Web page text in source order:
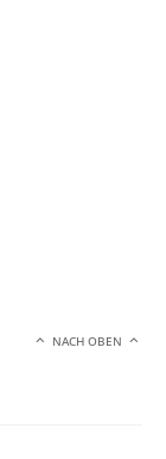
NACH OBEN